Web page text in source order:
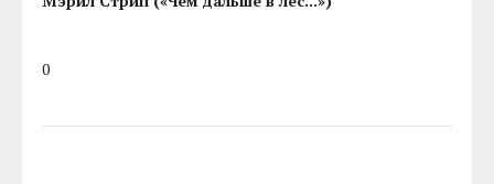
0